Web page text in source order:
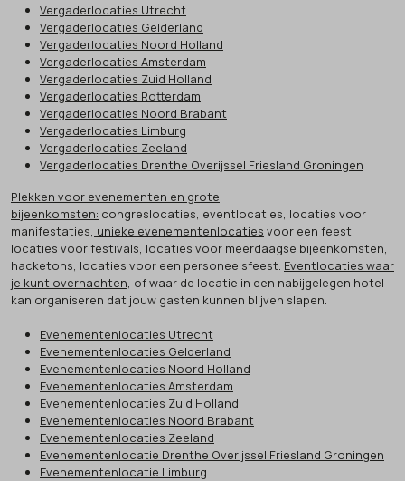
Vergaderlocaties Utrecht
Vergaderlocaties Gelderland
Vergaderlocaties Noord Holland
Vergaderlocaties Amsterdam
Vergaderlocaties Zuid Holland
Vergaderlocaties Rotterdam
Vergaderlocaties Noord Brabant
Vergaderlocaties Limburg
Vergaderlocaties Zeeland
Vergaderlocaties Drenthe Overijssel Friesland Groningen
Plekken voor evenementen en grote
bijeenkomsten: congreslocaties, eventlocaties, locaties voor
manifestaties, unieke evenementenlocaties voor een feest,
locaties voor festivals, locaties voor meerdaagse bijeenkomsten,
hacketons, locaties voor een personeelsfeest. Eventlocaties waar
je kunt overnachten, of waar de locatie in een nabijgelegen hotel
kan organiseren dat jouw gasten kunnen blijven slapen.
Evenementenlocaties Utrecht
Evenementenlocaties Gelderland
Evenementenlocaties Noord Holland
Evenementenlocaties Amsterdam
Evenementenlocaties Zuid Holland
Evenementenlocaties Noord Brabant
Evenementenlocaties Zeeland
Evenementenlocatie Drenthe Overijssel Friesland Groningen
Evenementenlocatie Limburg